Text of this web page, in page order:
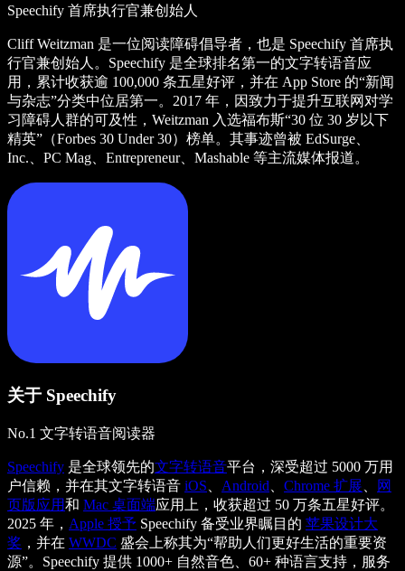
Speechify 首席执行官兼创始人
Cliff Weitzman 是一位阅读障碍倡导者，也是 Speechify 首席执
行官兼创始人。Speechify 是全球排名第一的文字转语音应
用，累计收获逾 100,000 条五星好评，并在 App Store 的“新闻
与杂志”分类中位居第一。2017 年，因致力于提升互联网对学
习障碍人群的可及性，Weitzman 入选福布斯“30 位 30 岁以下
精英”（Forbes 30 Under 30）榜单。其事迹曾被 EdSurge、
Inc.、PC Mag、Entrepreneur、Mashable 等主流媒体报道。
关于 Speechify
No.1 文字转语音阅读器
Speechify 是全球领先的文字转语音平台，深受超过 5000 万用
户信赖，并在其文字转语音 iOS Android Chrome 扩展
网
页版应用和 Mac 桌面端应用上，收获超过 50 万条五星好评。
2025 年， Apple 授予 Speechify 备受业界瞩目的 苹果设计大
奖 ，并在 WWDC 盛会上称其为“帮助人们更好生活的重要资
源”。Speechify 提供 1000+ 自然音色、60+ 种语言支持，服务